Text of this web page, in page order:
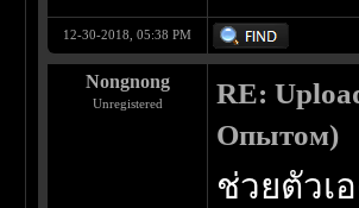
12-30-2018, 05:38 PM
Nongnong
Unregistered
RE:
Опытом)
ช่วยตัวเ